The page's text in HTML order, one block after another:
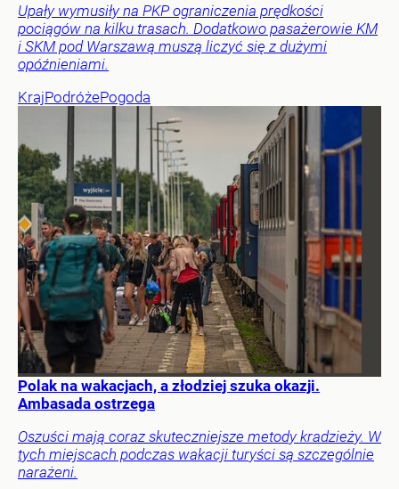
Upały wymusiły na PKP ograniczenia prędkości
pociągów na kilku trasach. Dodatkowo pasażerowie KM
i SKM pod Warszawą muszą liczyć się z dużymi
opóźnieniami.
KrajPodróżePogoda
Polak na wakacjach, a złodziej szuka okazji.
Ambasada ostrzega
Oszuści mają coraz skuteczniejsze metody kradzieży. W
tych miejscach podczas wakacji turyści są szczególnie
narażeni.